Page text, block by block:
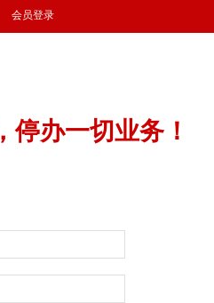
会员登录
停办一切业务！